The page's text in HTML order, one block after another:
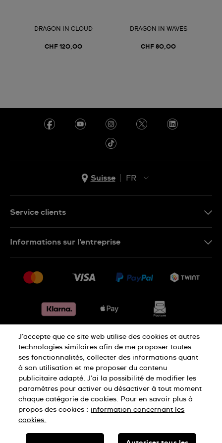
DRAGON IN CLOUD
CHF 120,00
DRAGON IN WAVES
CHF 80,00
Suisse
FR
IT
Service clients
Retours
Conditions de vente
Informations sur l'entreprise
Jobs
Déclaration de confidentialité
Déclaration concernant les cookies
Conditions d'utilisation Mentions légales
SWISS MADE
J’accepte que ce site web utilise des cookies et autres
technologies similaires afin de me proposer toutes
ses fonctionnalités, collecter des informations quant
à son utilisation et me proposer du contenu
publicitaire adapté. J’ai la possibilité de modifier les
paramètres pour activer ou désactiver à tout moment
chaque catégorie de cookies. Pour en savoir plus à
propos des cookies : information concernant les
cookies.